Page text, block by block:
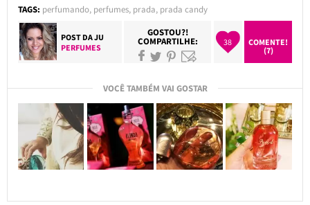
TAGS: perfumando, perfumes, prada, prada candy
POST DAJU
PERFUMES
GOSTOU?!
COMPARTILHE: 38
COMENTE!
(7)
VOCÊ TAMBÉM VAI GOSTAR